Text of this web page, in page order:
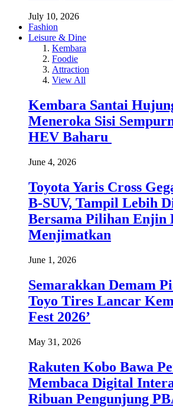
July 10, 2026
Fashion
Leisure & Dine
Kembara
Foodie
Attraction
View All
Kembara Santai
Meneroka Sisi
HEV Baharu
June 4, 2026
Toyota Yaris Cross
B-SUV, Tampil Lebih
Bersama Pilihan
Menjimatkan
June 1, 2026
Semarakkan Demam
Toyo Tires Lancar
Fest 2026’
May 31, 2026
Rakuten Kobo Bawa
Membaca Digital
Ribuan Pengunjung